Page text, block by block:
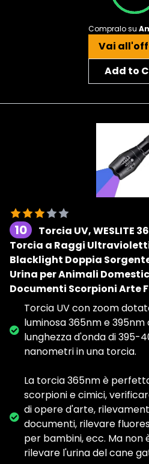
Compralo su
Vai
Add to
10
Torcia UV, WESLITE
Torcia a Raggi
Blacklight Doppia
Urina per Animali
Documenti Scorpioni Arte
Torcia UV con zoom
luminosa 365nm e
lunghezza d'onda di 395-
nanometri in una torcia.
La torcia 365nm è
scorpioni e cimici,
di opere d'arte,
documenti, rilevare
per bambini, ecc. Ma non
rilevare l'urina del cane